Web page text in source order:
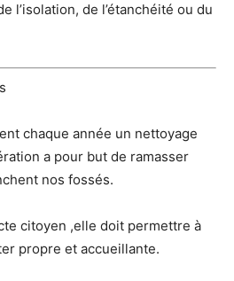
l’isolation, de l’étanchéité ou du
chaque année un nettoyage
a pour but de ramasser
nos fossés.
citoyen ,elle doit permettre à
propre et accueillante.